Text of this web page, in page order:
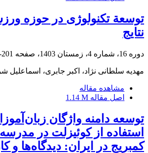
توسعة تکنولوژی در حوزه
نتایج
دوره 16، شماره 4، زمستان 1403، صفحه 201-184
مهدیه سلطانی نژاد، اکبر جابری، اسماعلیل
مشاهده مقاله
اصل مقاله 1.14 M
توسعه دامنه واژگان
استفاده از کوئیزلت در
کمبریج در ایران: دیدگاه‌ها و